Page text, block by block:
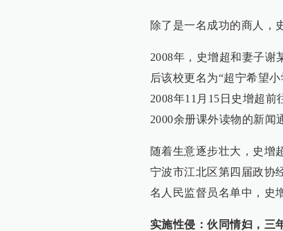
除了是一名成功的商人，
2008年，史增超和妻子谢
后该校更名为“超宁希望
2008年11月15日史增超
2000余册课外读物的新闻
随着生意逐步壮大，史增
宁波市江北区第四届政协
名人民监督员名单中，史
实施性侵：伙同情妇，三